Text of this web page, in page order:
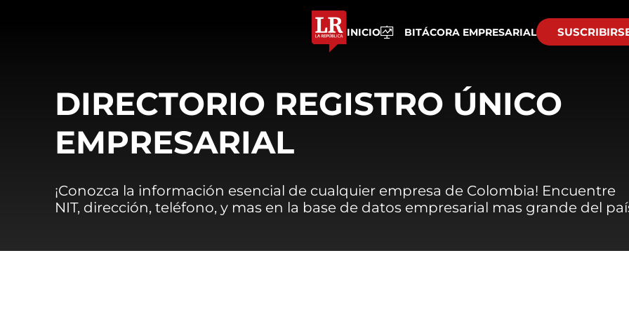
INICIO BITÁCORA EMPRESARIAL
DIRECTORIO REGISTRO ÚNICO
EMPRESARIAL
¡Conozca la información esencial de cualquier empresa de Colombia! Encuentre
NIT, dirección, teléfono, y mas en la base de datos empresarial mas grande del